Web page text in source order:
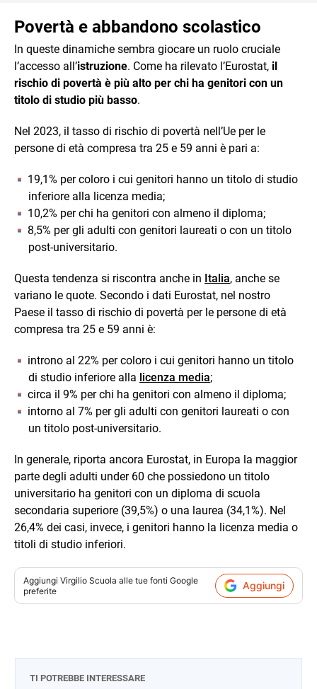
Povertà e abbandono scolastico
In queste dinamiche sembra giocare un ruolo cruciale
l’accesso all’istruzione. Come ha rilevato l’Eurostat, il
rischio di povertà è più alto per chi ha genitori con un
titolo di studio più basso.
Nel 2023, il tasso di rischio di povertà nell’Ue per le
persone di età compresa tra 25 e 59 anni è pari a:
19,1% per coloro i cui genitori hanno un titolo di studio
inferiore alla licenza media;
10,2% per chi ha genitori con almeno il diploma;
8,5% per gli adulti con genitori laureati o con un titolo
post-universitario.
Questa tendenza si riscontra anche in Italia, anche se
variano le quote. Secondo i dati Eurostat, nel nostro
Paese il tasso di rischio di povertà per le persone di età
compresa tra 25 e 59 anni è:
introno al 22% per coloro i cui genitori hanno un titolo
di studio inferiore alla licenza media;
circa il 9% per chi ha genitori con almeno il diploma;
intorno al 7% per gli adulti con genitori laureati o con
un titolo post-universitario.
In generale, riporta ancora Eurostat, in Europa la maggior
parte degli adulti under 60 che possiedono un titolo
universitario ha genitori con un diploma di scuola
secondaria superiore (39,5%) o una laurea (34,1%). Nel
26,4% dei casi, invece, i genitori hanno la licenza media o
titoli di studio inferiori.
Aggiungi Virgilio Scuola alle tue fonti Google
preferite
Aggiungi
TI POTREBBE INTERESSARE